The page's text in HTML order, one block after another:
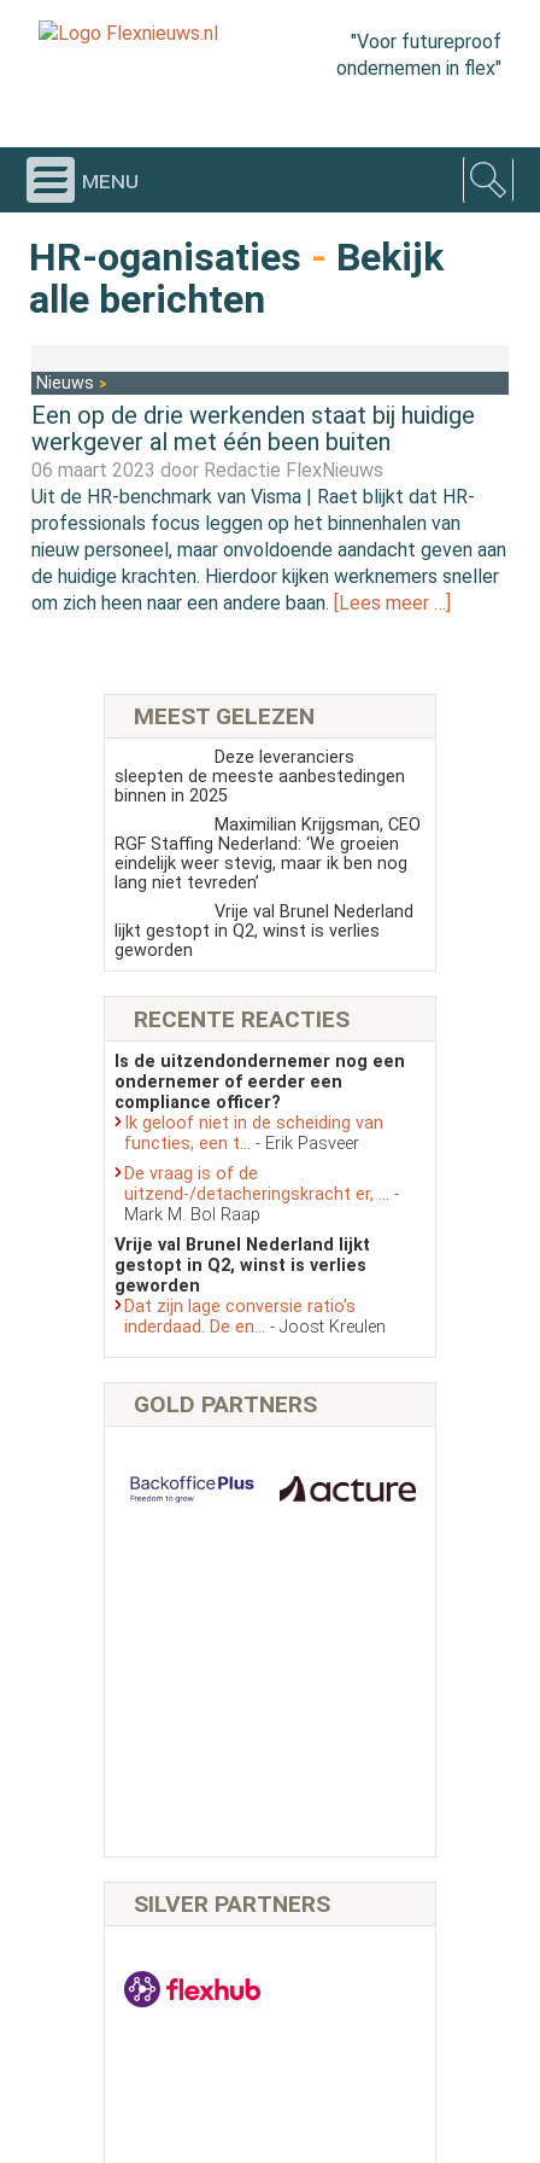
"Voor futureproof
ondernemen in flex"
menu
HR-oganisaties - Bekijk
alle berichten
Nieuws
Een op de drie werkenden staat bij huidige
werkgever al met één been buiten
06 maart 2023 door Redactie FlexNieuws
Uit de HR-benchmark van Visma | Raet blijkt dat HR-
professionals focus leggen op het binnenhalen van
nieuw personeel, maar onvoldoende aandacht geven aan
de huidige krachten. Hierdoor kijken werknemers sneller
om zich heen naar een andere baan. [Lees meer …]
MEEST GELEZEN
Deze leveranciers
sleepten de meeste aanbestedingen
binnen in 2025
Maximilian Krijgsman, CEO
RGF Staffing Nederland: ‘We groeien
eindelijk weer stevig, maar ik ben nog
lang niet tevreden’
Vrije val Brunel Nederland
lijkt gestopt in Q2, winst is verlies
geworden
RECENTE REACTIES
Is de uitzendondernemer nog een
ondernemer of eerder een
compliance officer?
Ik geloof niet in de scheiding van
functies, een t... - Erik Pasveer
De vraag is of de
uitzend-/detacheringskracht er, ... -
Mark M. Bol Raap
Vrije val Brunel Nederland lijkt
gestopt in Q2, winst is verlies
geworden
Dat zijn lage conversie ratio’s
inderdaad. De en... - Joost Kreulen
GOLD PARTNERS
SILVER PARTNERS